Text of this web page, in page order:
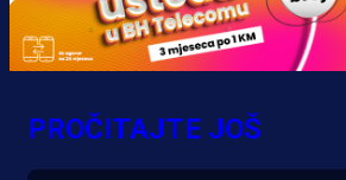
Premijer liga BiH
Manijaci razvili
PROČITAJTE JOŠ